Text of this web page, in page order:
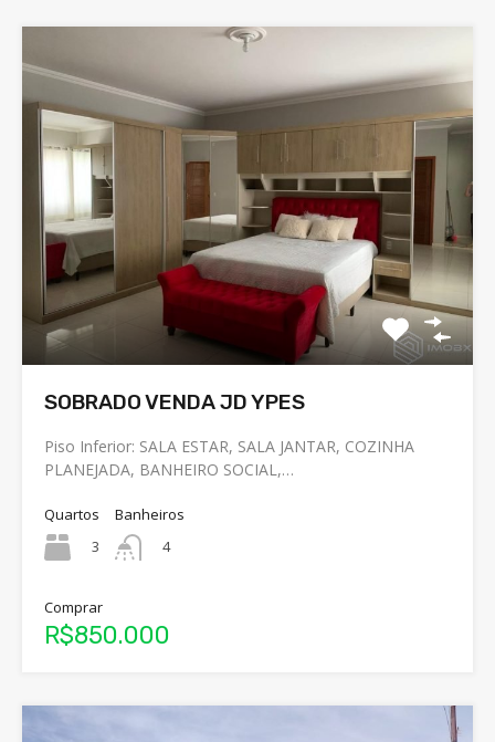
SOBRADO VENDA JD YPES
Piso Inferior: SALA ESTAR, SALA JANTAR, COZINHA
PLANEJADA, BANHEIRO SOCIAL,…
Quartos
3
Banheiros
4
Comprar
R$850.000